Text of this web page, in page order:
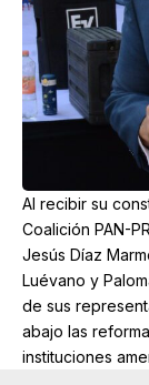
Al recibir su
Coalición PAN-
Jesús Díaz
Luévano y
de sus
abajo las
instituciones